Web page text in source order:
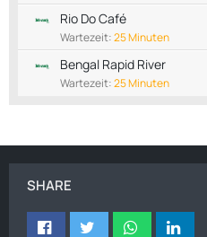
Rio Do Café
Wartezeit:25 Minuten
Bengal Rapid River
Wartezeit:25 Minuten
SHARE